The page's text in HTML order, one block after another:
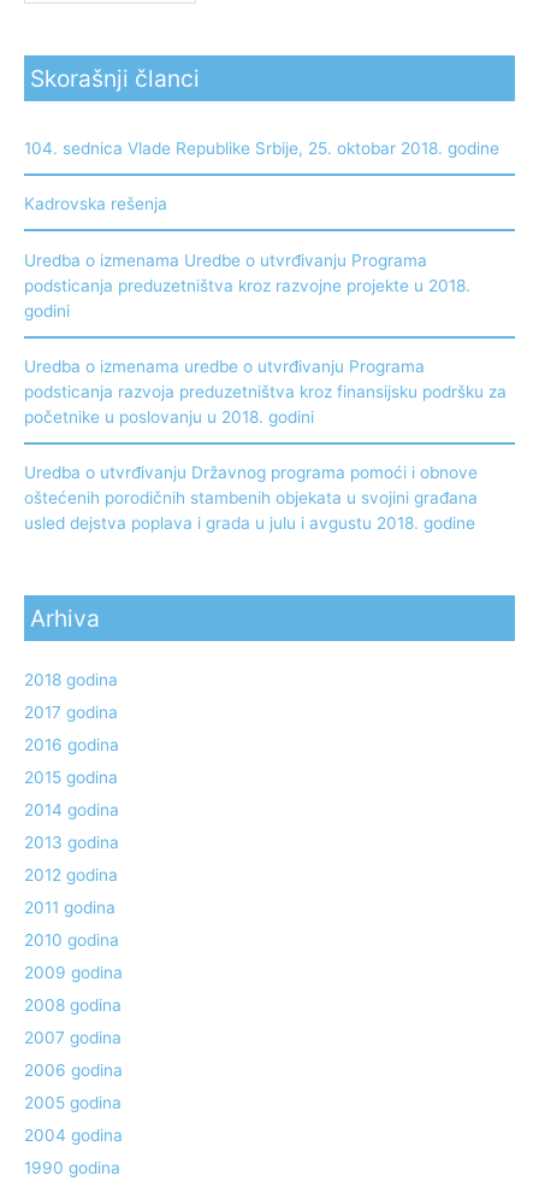
Skorašnji članci
104. sednica Vlade Republike Srbije, 25. oktobar 2018. godine
Kadrovska rešenja
Uredba o izmenama Uredbe o utvrđivanju Programa
podsticanja preduzetništva kroz razvojne projekte u 2018.
godini
Uredba o izmenama uredbe o utvrđivanju Programa
podsticanja razvoja preduzetništva kroz finansijsku podršku za
početnike u poslovanju u 2018. godini
Uredba o utvrđivanju Državnog programa pomoći i obnove
oštećenih porodičnih stambenih objekata u svojini građana
usled dejstva poplava i grada u julu i avgustu 2018. godine
Arhiva
2018 godina
2017 godina
2016 godina
2015 godina
2014 godina
2013 godina
2012 godina
2011 godina
2010 godina
2009 godina
2008 godina
2007 godina
2006 godina
2005 godina
2004 godina
1990 godina